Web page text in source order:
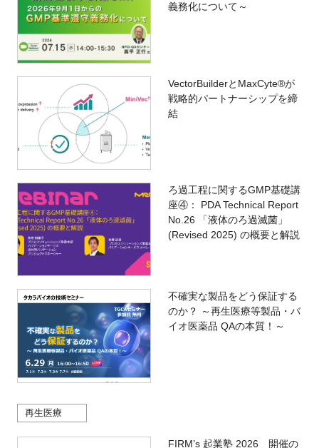
義務化について～
VectorBuilderとMaxCyte®が
戦略的パートナーシップを締
結
ろ過工程に関するGMP基礎講
座④： PDA Technical Report
No.26 「液体のろ過滅菌」
(Revised 2025) の概要と解説
不確実な製品をどう保証する
のか？ ～再生医療等製品・バ
イオ医薬品 QAの本質！～
再生医療
FIRM’s 起業塾 2026 開催の